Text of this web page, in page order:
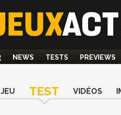
NEWS TESTS PREVIEWS
JEU TEST VIDÉOS